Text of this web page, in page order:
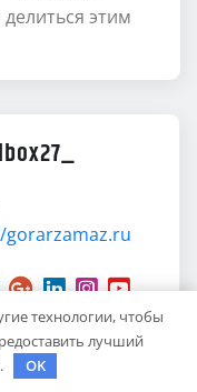
этим
технологии, чтобы
лучший
OK